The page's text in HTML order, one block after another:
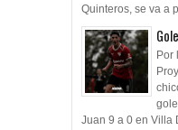
Quinteros, se va a
Por
Juan 9 a 0 en Villa